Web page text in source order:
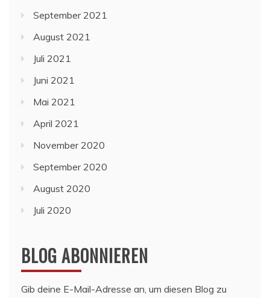
September 2021
August 2021
Juli 2021
Juni 2021
Mai 2021
April 2021
November 2020
September 2020
August 2020
Juli 2020
BLOG ABONNIEREN
Gib deine E-Mail-Adresse an, um diesen Blog zu